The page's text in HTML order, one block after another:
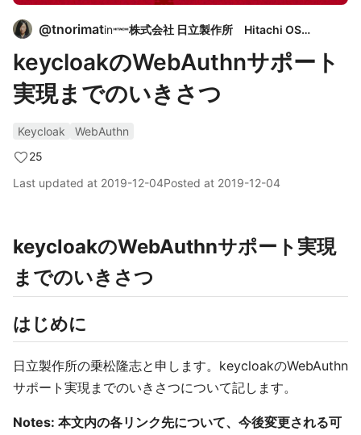
@tnorimatin 株式会社 日立製作所 Hitachi OSPO
keycloakのWebAuthnサポート
実現までのいきさつ
Keycloak
WebAuthn
25
Last updated at 2019-12-04Posted at 2019-12-04
keycloakのWebAuthnサポート実現
までのいきさつ
はじめに
日立製作所の乗松隆志と申します。keycloakのWebAuthn
サポート実現までのいきさつについて記します。
Notes: 本文内の各リンク先について、今後変更される可